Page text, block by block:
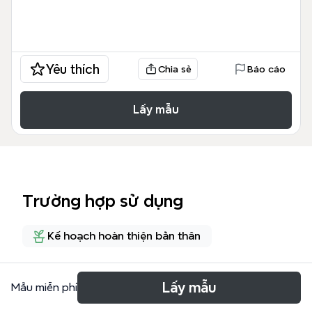
Yêu thích Chia sẻ Báo cáo
Lấy mẫu
Trường hợp sử dụng
Kế hoạch hoàn thiện bản thân
Giới thiệu
Mẫu miễn phí Lấy mẫu